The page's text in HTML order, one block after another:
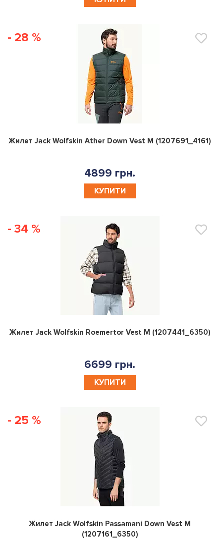
КУПИТИ
- 28 %
0
Жилет Jack Wolfskin Ather Down Vest M (1207691_4161)
4899 грн.
КУПИТИ
- 34 %
0
Жилет Jack Wolfskin Roemertor Vest M (1207441_6350)
6699 грн.
КУПИТИ
- 25 %
0
Жилет Jack Wolfskin Passamani Down Vest M
(1207161_6350)